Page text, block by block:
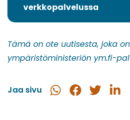
verkkopalvelussa
(siirryt
toiseen
Tämä on ote uutisesta, joka
ympäristöministeriön ym.fi-
Jaa sivu
Jaa
Jaa
Jaa
Jaa